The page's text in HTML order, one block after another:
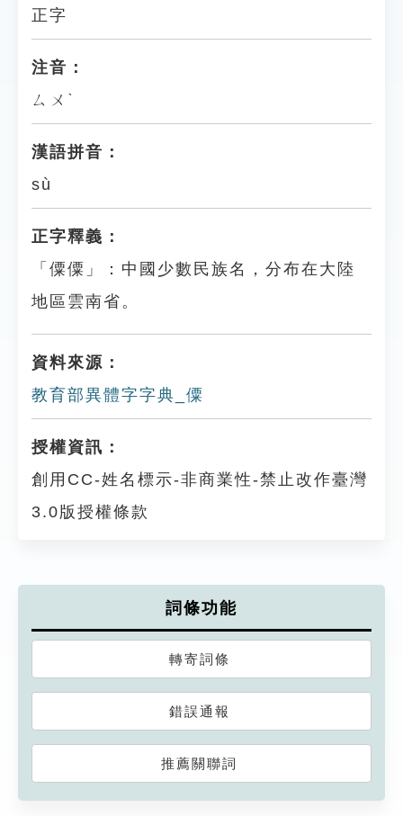
正字
注音：
ㄙㄨˋ
漢語拼音：
sù
正字釋義：
「僳僳」：中國少數民族名，分布在大陸
地區雲南省。
資料來源：
教育部異體字字典_僳
授權資訊：
創用CC-姓名標示-非商業性-禁止改作臺灣
3.0版授權條款
詞條功能
轉寄詞條
錯誤通報
推薦關聯詞